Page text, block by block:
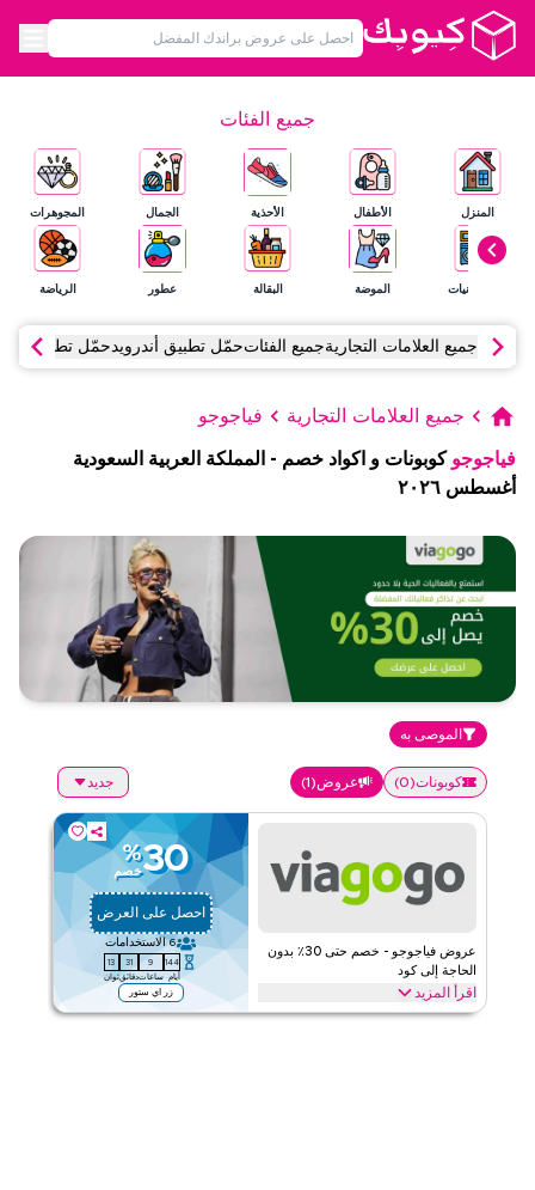
جميع الفئات
المنزل
الإلكترونيات
الأطفال
الموضة
الأحذية
البقالة
الجمال
عطور
المجوهرات
الرياضة
جميع العلامات التجاريةجميع الفئاتحمّل تطبيق أندرويدحمّل تطبيق آي
جميع العلامات التجارية فياجوجو
فياجوجو كوبونات و اكواد خصم -
المملكة العربية السعودية
أغسطس ٢٠٢٦
الموصى به
كوبونات(
0
) عروض(
1
) جديد
عروض فياجوجو - خصم حتى 30٪ بدون
الحاجة إلى كود
اقرأ المزيد
30
%
خصم
احصل على العرض
6 الاستخدامات
144
أيام
9
ساعات
31
دقائق
13
ثوان
زر اي ستور
عروض حصرية تصل إلى 30% على فياجوجو. وفر على المنزل والأثاث من